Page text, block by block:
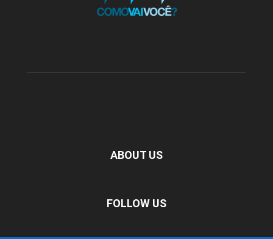
ABOUT US
FOLLOW US